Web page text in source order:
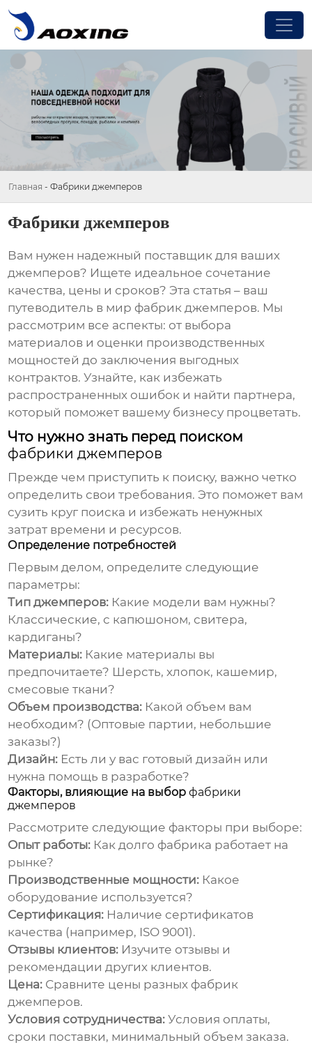
Главная - Фабрики джемперов
Фабрики джемперов
Вам нужен надежный поставщик для ваших
джемперов? Ищете идеальное сочетание
качества, цены и сроков? Эта статья – ваш
путеводитель в мир фабрик джемперов. Мы
рассмотрим все аспекты: от выбора
материалов и оценки производственных
мощностей до заключения выгодных
контрактов. Узнайте, как избежать
распространенных ошибок и найти партнера,
который поможет вашему бизнесу процветать.
Что нужно знать перед поиском
фабрики джемперов
Прежде чем приступить к поиску, важно четко
определить свои требования. Это поможет вам
сузить круг поиска и избежать ненужных
затрат времени и ресурсов.
Определение потребностей
Первым делом, определите следующие
параметры:
Тип джемперов: Какие модели вам нужны?
Классические, с капюшоном, свитера,
кардиганы?
Материалы: Какие материалы вы
предпочитаете? Шерсть, хлопок, кашемир,
смесовые ткани?
Объем производства: Какой объем вам
необходим? (Оптовые партии, небольшие
заказы?)
Дизайн: Есть ли у вас готовый дизайн или
нужна помощь в разработке?
Факторы, влияющие на выборфабрики
джемперов
Рассмотрите следующие факторы при выборе:
Опыт работы: Как долго фабрика работает на
рынке?
Производственные мощности: Какое
оборудование используется?
Сертификация: Наличие сертификатов
качества (например, ISO 9001).
Отзывы клиентов: Изучите отзывы и
рекомендации других клиентов.
Цена: Сравните цены разных фабрик
джемперов.
Условия сотрудничества: Условия оплаты,
сроки поставки, минимальный объем заказа.